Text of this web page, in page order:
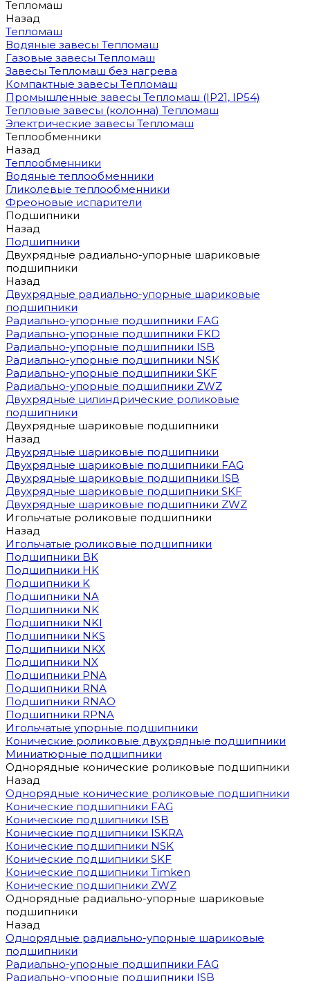
Тепломаш
Назад
Тепломаш
Водяные завесы Тепломаш
Газовые завесы Тепломаш
Завесы Тепломаш без нагрева
Компактные завесы Тепломаш
Промышленные завесы Тепломаш (IP21, IP54)
Тепловые завесы (колонна) Тепломаш
Электрические завесы Тепломаш
Теплообменники
Назад
Теплообменники
Водяные теплообменники
Гликолевые теплообменники
Фреоновые испарители
Подшипники
Назад
Подшипники
Двухрядные радиально-упорные шариковые
подшипники
Назад
Двухрядные радиально-упорные шариковые
подшипники
Радиально-упорные подшипники FAG
Радиально-упорные подшипники FKD
Радиально-упорные подшипники ISB
Радиально-упорные подшипники NSK
Радиально-упорные подшипники SKF
Радиально-упорные подшипники ZWZ
Двухрядные цилиндрические роликовые
подшипники
Двухрядные шариковые подшипники
Назад
Двухрядные шариковые подшипники
Двухрядные шариковые подшипники FAG
Двухрядные шариковые подшипники ISB
Двухрядные шариковые подшипники SKF
Двухрядные шариковые подшипники ZWZ
Игольчатые роликовые подшипники
Назад
Игольчатые роликовые подшипники
Подшипники BK
Подшипники HK
Подшипники K
Подшипники NA
Подшипники NK
Подшипники NKI
Подшипники NKS
Подшипники NKX
Подшипники NX
Подшипники PNA
Подшипники RNA
Подшипники RNAO
Подшипники RPNA
Игольчатые упорные подшипники
Конические роликовые двухрядные подшипники
Миниатюрные подшипники
Однорядные конические роликовые подшипники
Назад
Однорядные конические роликовые подшипники
Конические подшипники FAG
Конические подшипники ISB
Конические подшипники ISKRA
Конические подшипники NSK
Конические подшипники SKF
Конические подшипники Timken
Конические подшипники ZWZ
Однорядные радиально-упорные шариковые
подшипники
Назад
Однорядные радиально-упорные шариковые
подшипники
Радиально-упорные подшипники FAG
Радиально-упорные подшипники ISB